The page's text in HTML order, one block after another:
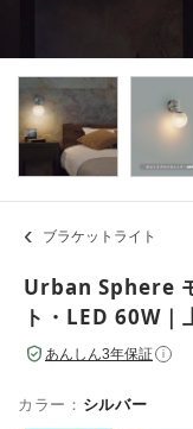
ブラケットライト
Urban Sphere
ト・LED 60W｜
あんしん3年保証 i
カラー： シルバー